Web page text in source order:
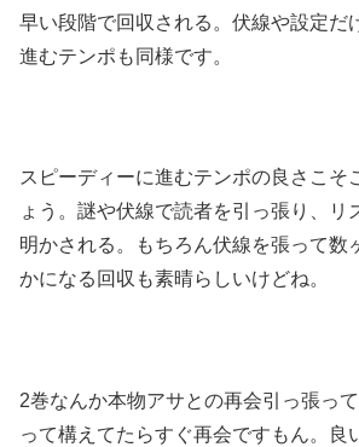
早い段階で回収される。伏線や設定だ
進むテンポも同様です。
スピーディーに進むテンポの良さこそ
ょう。謎や伏線で読者を引っ張り、リ
明かされる。もちろん伏線を張って数
かになる回収も素晴らしいけどね。
2巻なんか本物アサとの再会引っ張っ
って構えてたらすぐ再会ですもん。良